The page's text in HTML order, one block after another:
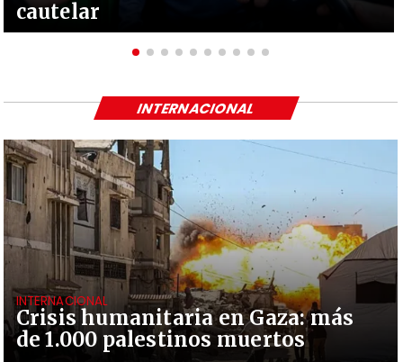
cautelar
Crisis humanitaria en Gaza: más
de 1.000 palestinos muertos
INTERNACIONAL
INTERNACIONAL